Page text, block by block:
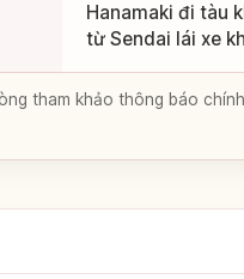
Hanamaki đi tàu
từ Sendai lái xe
tham khảo thông báo